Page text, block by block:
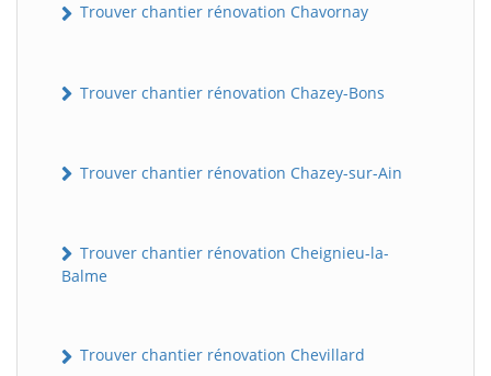
Trouver chantier rénovation Chavornay
Trouver chantier rénovation Chazey-Bons
Trouver chantier rénovation Chazey-sur-Ain
Trouver chantier rénovation Cheignieu-la-
Balme
Trouver chantier rénovation Chevillard